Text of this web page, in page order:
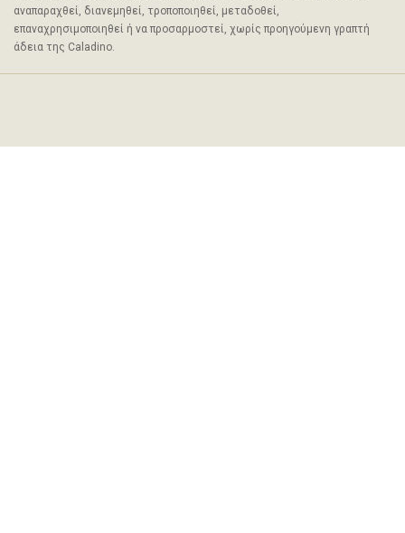
αναπαραχθεί, διανεμηθεί, τροποποιηθεί, μεταδοθεί,
επαναχρησιμοποιηθεί ή να προσαρμοστεί, χωρίς προηγούμενη γραπτή
άδεια της Caladino.